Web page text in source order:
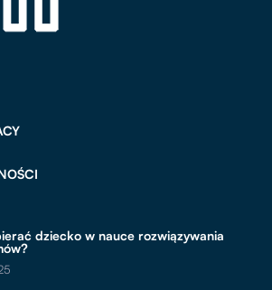
dziecko w nauce rozwiązywania